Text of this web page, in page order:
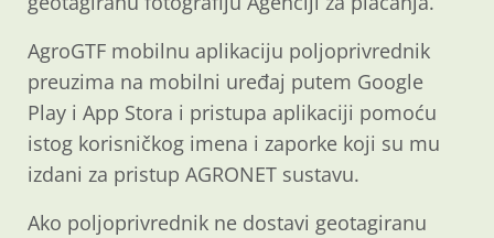
AgroGTF mobilnu aplikaciju poljoprivrednik
preuzima na mobilni uređaj putem Google
Play i App Stora i pristupa aplikaciji pomoću
istog korisničkog imena i zaporke koji su mu
izdani za pristup AGRONET sustavu.
Ako poljoprivrednik ne dostavi geotagiranu